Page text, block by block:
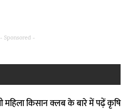
- Sponsored -
महिला किसान क्लब के बारे में पढ़ें कृषि